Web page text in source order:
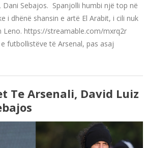
Sebajos. Spanjolli humbi një top në
i dhënë shansin e artë El Arabit, i cili nuk
Leno. https://streamable.com/mxrq2r
futbollistëve të Arsenal, pas asaj
Te Arsenali, David Luiz